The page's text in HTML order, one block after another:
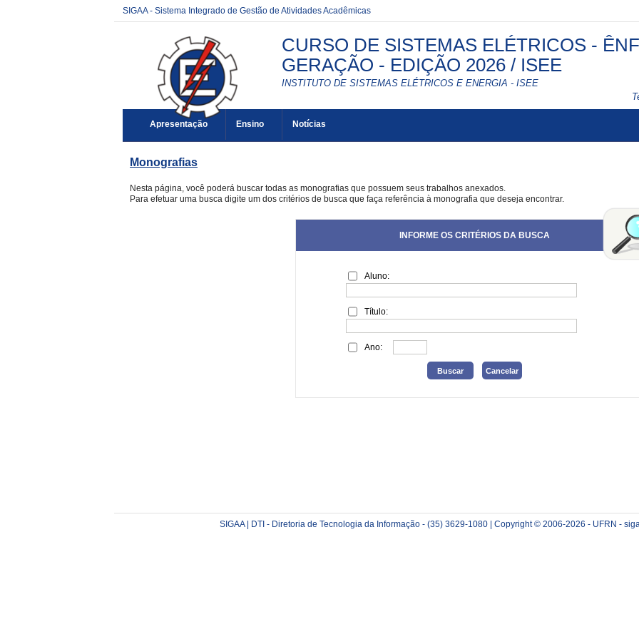
SIGAA - Sistema Integrado de Gestão de Atividades Acadêmicas
CURSO DE SISTEMAS ELÉTRICOS -
GERAÇÃO - EDIÇÃO 2026 / ISEE
INSTITUTO DE SISTEMAS ELÉTRICOS E ENERGIA - ISEE
Apresentação Ensino Notícias
Monografias
Nesta página, você poderá buscar todas as monografias que possuem seus trabalhos anexados.
Para efetuar uma busca digite um dos critérios de busca que faça referência à monografia que deseja encontrar.
INFORME OS CRITÉRIOS DA BUSCA
Aluno:
Título:
Ano:
SIGAA | DTI - Diretoria de Tecnologia da Informação - (35) 3629-1080 | Copyright © 2006-2026 - UFRN -